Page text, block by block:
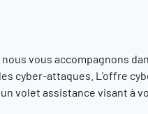
vous accompagnons
cyber-attaques. L’offre
volet assistance visant à